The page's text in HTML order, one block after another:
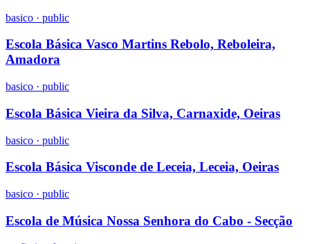
basico · public
Escola Básica Vasco Martins Rebolo, Reboleira,
Amadora
basico · public
Escola Básica Vieira da Silva, Carnaxide, Oeiras
basico · public
Escola Básica Visconde de Leceia, Leceia, Oeiras
basico · public
Escola de Música Nossa Senhora do Cabo - Secção